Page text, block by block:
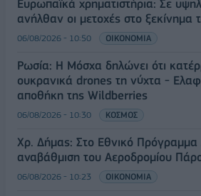
Ευρωπαϊκά χρηματιστήρια: Σε
ανήλθαν οι μετοχές στο
06/08/2026 - 10:50 ΟΙΚΟΝΟΜΙΑ
Ρωσία: Η Μόσχα δηλώνει ότι
ουκρανικά drones τη νύχτα -
αποθήκη της Wildberries
06/08/2026 - 10:30 ΚΟΣΜΟΣ
Χρ. Δήμας: Στο Εθνικό Πρόγραμμα
αναβάθμιση του Αεροδρομίου
06/08/2026 - 10:23 ΟΙΚΟΝΟΜΙΑ